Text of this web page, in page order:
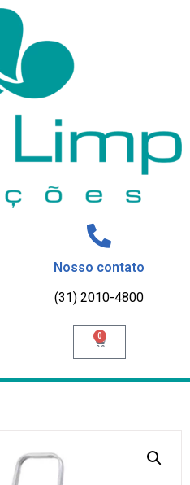
Nosso contato
(31) 2010-4800
0